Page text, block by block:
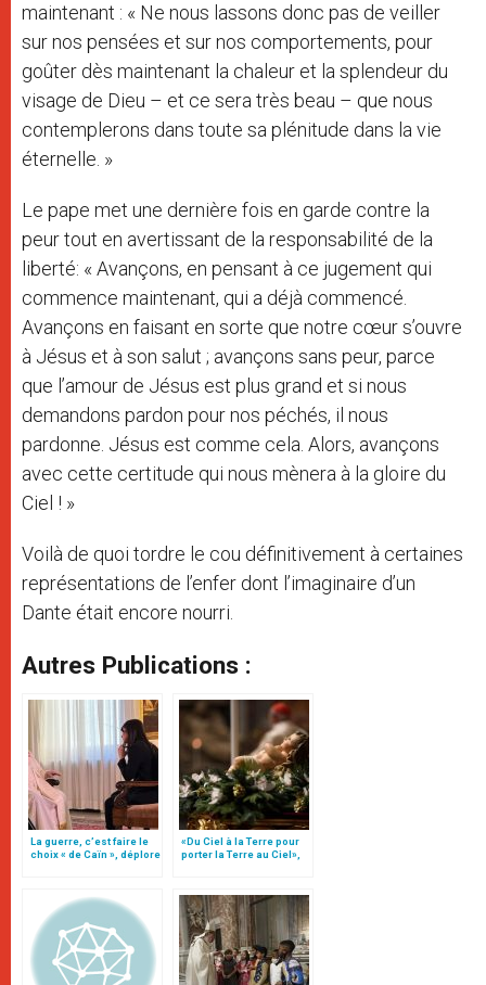
maintenant : « Ne nous lassons donc pas de veiller
sur nos pensées et sur nos comportements, pour
goûter dès maintenant la chaleur et la splendeur du
visage de Dieu – et ce sera très beau – que nous
contemplerons dans toute sa plénitude dans la vie
éternelle. »
Le pape met une dernière fois en garde contre la
peur tout en avertissant de la responsabilité de la
liberté: « Avançons, en pensant à ce jugement qui
commence maintenant, qui a déjà commencé.
Avançons en faisant en sorte que notre cœur s’ouvre
à Jésus et à son salut ; avançons sans peur, parce
que l’amour de Jésus est plus grand et si nous
demandons pardon pour nos péchés, il nous
pardonne. Jésus est comme cela. Alors, avançons
avec cette certitude qui nous mènera à la gloire du
Ciel ! »
Voilà de quoi tordre le cou définitivement à certaines
représentations de l’enfer dont l’imaginaire d’un
Dante était encore nourri.
Autres Publications :
La guerre, c’est faire le
choix « de Caïn », déplore
«Du Ciel à la Terre pour
porter la Terre au Ciel»,